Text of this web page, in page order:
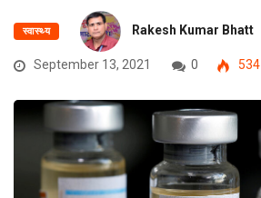
स्वास्थ्य Rakesh Kumar Bhatt
September 13, 2021 0 534